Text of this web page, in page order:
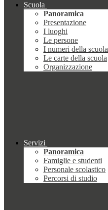
Scuola
Panoramica
Presentazione
I luoghi
Le persone
I numeri della scuola
Le carte della scuola
Organizzazione
Servizi
Panoramica
Famiglie e studenti
Personale scolastico
Percorsi di studio